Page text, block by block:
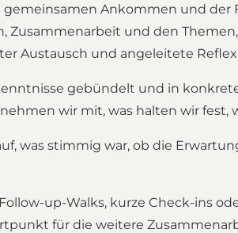
Ankommen und der
Zusammenarbeit und den
Austausch und angeleitete
gebündelt und in
wir mit, was halten wir
was stimmig war, ob die
up-Walks, kurze Check-ins
für die weitere